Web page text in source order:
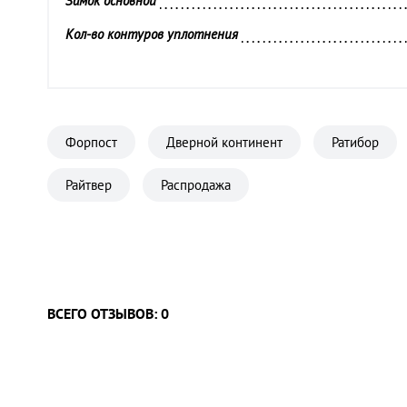
Кол-во контуров уплотнения
Ребра жесткости
Форпост Дверной континент Ратибор
Райтвер Распродажа
ВСЕГО ОТЗЫВОВ: 0